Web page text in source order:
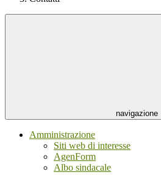
navigazione
Amministrazione
Siti web di interesse
AgenForm
Albo sindacale